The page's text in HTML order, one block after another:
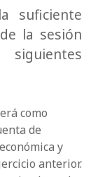
suficiente
la sesión
como
de
y
anterior.